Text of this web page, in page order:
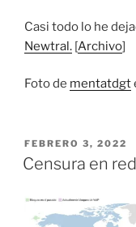
Casi todo lo he
Newtral. [Archivo]
Foto de mentatdgt
PUBLICADO
EL
FEBRERO 3, 2022
Censura en